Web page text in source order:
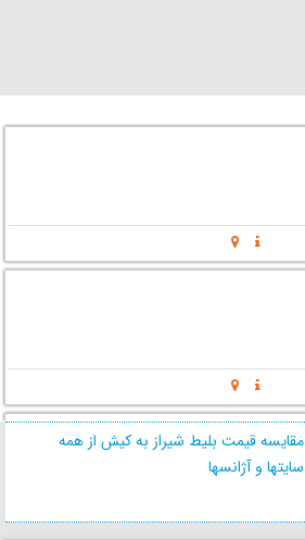
مقایسه قیمت بلیط شیراز به کیش از همه
سایتها و آژانسها